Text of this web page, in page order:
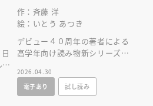
作：斉藤 洋
絵：いとう あつき
デビュー４０周年の著者による
高学年向け読み物新シリーズ。
し不穏なファンタジー。
2026.04.30
電子あり
試し読み